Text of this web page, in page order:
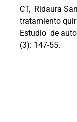
CT, Ridaura
tratamiento
Estudio de
(3): 147-55.